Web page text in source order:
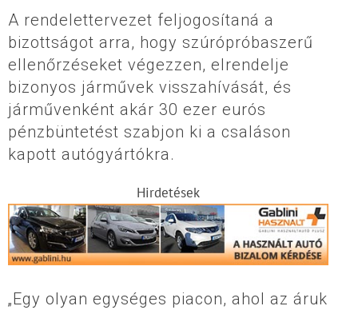
A rendelettervezet feljogosítaná a
bizottságot arra, hogy szúrópróbaszerű
ellenőrzéseket végezzen, elrendelje
bizonyos járművek visszahívását, és
járművenként akár 30 ezer eurós
pénzbüntetést szabjon ki a csaláson
kapott autógyártókra.
Hirdetések
„Egy olyan egységes piacon, ahol az áruk